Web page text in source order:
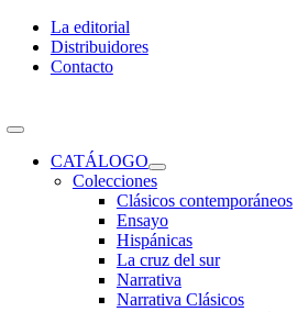
Skip
content
La editorial
Distribuidores
Contacto
Toggle
NavigationCATÁLOGO
Colecciones
Clásicos contemporáneos
Ensayo
Hispánicas
La cruz del sur
Narrativa
Narrativa Clásicos